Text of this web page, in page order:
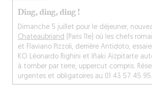
Ding, ding, ding !
Dimanche 5 juillet pour le déjeuner,
Chateaubriand (Paris 11e) où les chefs
et Flaviano Pizzoli, derrière Antidoto,
KO Léonardo Righini et Iñaki Aizpitarte
à tomber par terre, uppercut compris.
urgentes et obligatoires au 01 43 57 45 95.